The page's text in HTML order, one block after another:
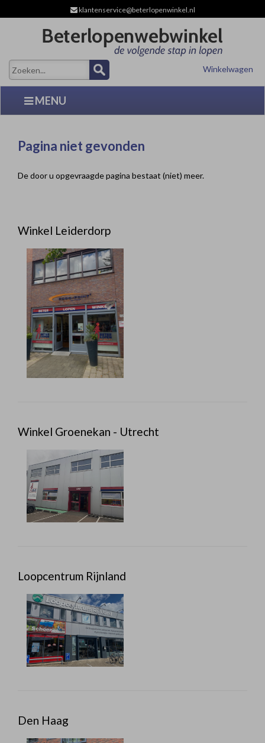
klantenservice@beterlopenwinkel.nl
Winkelwagen
MENU
Pagina niet gevonden
De door u opgevraagde pagina bestaat (niet) meer.
Winkel Leiderdorp
Winkel Groenekan - Utrecht
Loopcentrum Rijnland
Den Haag